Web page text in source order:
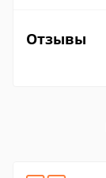
Отзывы